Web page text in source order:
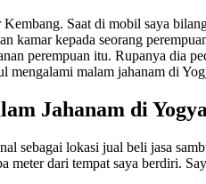
Kembang. Saat di mobil saya
kamar kepada seorang
perempuan itu. Rupanya dia
mengalami malam jahanam di
Jahanam di
sebagai lokasi jual beli jasa
meter dari tempat saya berdiri.